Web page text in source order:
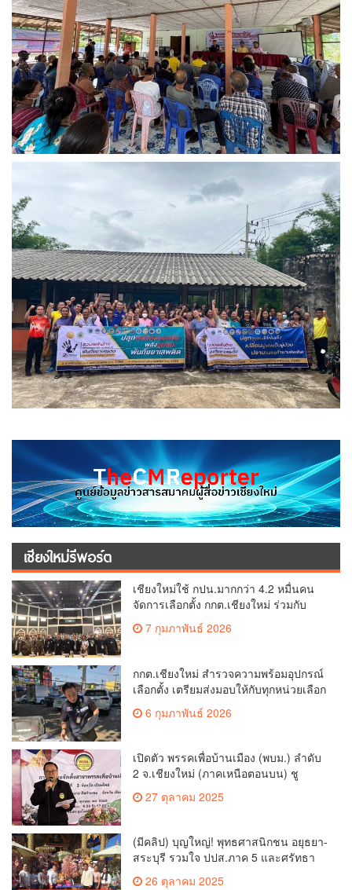
เชียงใหม่รีพอร์ต
เชียงใหม่ใช้ กปน.มากกว่า 4.2 หมื่นคน
จัดการเลือกตั้ง กกต.เชียงใหม่ ร่วมกับ
นายอำเภอหางดง ตรวจความเรียบร้อย
การมอบอุปกรณ์ บัตรเลือกตั้ง/ออกเสียง
7 กุมภาพันธ์ 2026
กกต.เชียงใหม่ สำรวจความพร้อมอุปกรณ์
เลือกตั้ง เตรียมส่งมอบให้กับทุกหน่วยเลือก
6 กุมภาพันธ์ 2026
เปิดตัว พรรคเพื่อบ้านเมือง (พบม.) ลำดับ
2 จ.เชียงใหม่ (ภาคเหนือตอนบน) ชู
นโยบาย ปลดหนี้ สร้างรายได้ ตั้งกองทุน
เกษตรกร สร้างสวัสดิการ-อาชีพที่มั่นคง
เผาทำลายยาเสพติดทิ้งทันทีหากจับได้
27 ตุลาคม 2025
(มีคลิป) บุญใหญ่! พุทธศาสนิกชน อยุธยา-
สระบุรี รวมใจ ปปส.ภาค 5 และศรัทธา
เชียงใหม่ ทอดกฐินสามัคคี วัดร้องอ้อ
26 ตุลาคม 2025